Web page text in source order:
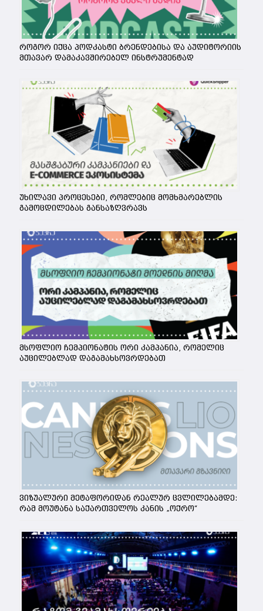
როგორ იქცა პოდკასტი ბრენდებისა და აუდიტორიის
მთავარ დამაკავშირებელ ინსტრუმენტად
უხილავი პროცესები, რომლებიც მომხმარებლის
გამოცდილებას განსაზღვრავს
მსოფლიო ჩემპიონატის ორი კამპანია, რომელიც
აუცილებლად დაგამახსოვრდებათ
ვიზუალური მეტაფორიდან რეალურ ცვლილებამდე:
რამ მოუტანა საქართველოს კანის „ოქრო“